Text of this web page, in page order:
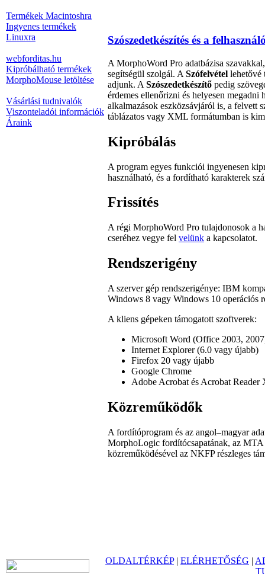
Termékek Macintoshra
Ingyenes termékek
Linuxra
webforditas.hu
Kipróbálható termékek
MorphoMouse letöltése
Vásárlási tudnivalók
Viszonteladói információk
Áraink
Szószedetkészítés és a
A MorphoWord Pro adatbázisa
segítségül szolgál. A Szófelvétel lehetővé
adjunk. A Szószedetkészítő pedig
érdemes ellenőrizni és helyesen megadni
alkalmazások eszközsávjáról is, a felvett
táblázatos vagy XML formátumban is
Kipróbálás
A program egyes funkciói ingyenesen
használható, és a fordítható karakterek
Frissítés
A régi MorphoWord Pro tulajdonosok a
cseréhez vegye fel velünk a kapcsolatot.
Rendszerigény
A szerver gép rendszerigénye: IBM
Windows 8 vagy Windows 10 operációs
A kliens gépeken támogatott szoftverek:
Microsoft Word (Office 2003,
Internet Explorer (6.0 vagy újabb)
Firefox 20 vagy újabb
Google Chrome
Adobe Acrobat és Acrobat
Közreműködők
A fordítóprogram és az angol–magyar
MorphoLogic fordítócsapatának, az
közreműködésével az NKFP részleges
OLDALTÉRKÉP| ELÉRHETŐSÉG |